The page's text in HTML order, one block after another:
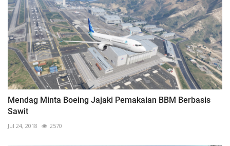
Mendag Minta Boeing Jajaki Pemakaian BBM Berbasis
Sawit
Jul 24, 2018 2570